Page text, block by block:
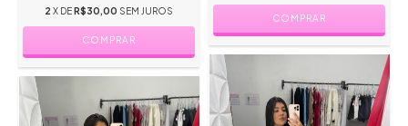
2 X DE R$30,00 SEM JUROS
COMPRAR
COMPRAR